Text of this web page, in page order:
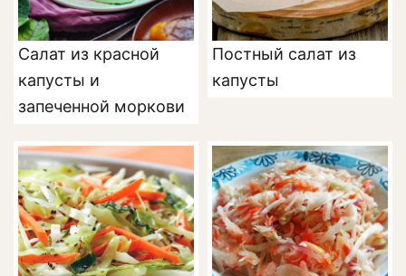
Салат из красной
капусты и
запеченной моркови
Постный салат из
капусты